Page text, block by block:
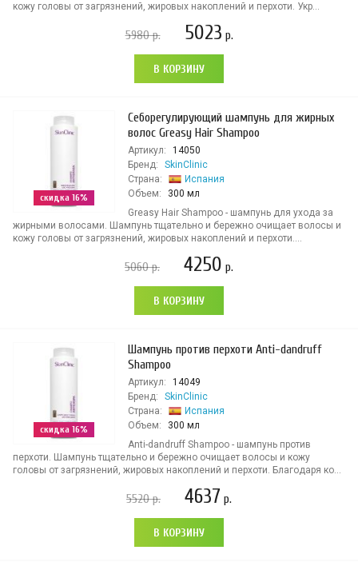
кожу головы от загрязнений, жировых накоплений и перхоти. Укр...
5980р. 5023 р.
В КОРЗИНУ
скидка 16%
Себорегулирующий шампунь для жирных
волос Greasy Hair Shampoo
Артикул:
14050
Бренд:
SkinClinic
Страна:
Испания
Объем:
300 мл
Greasy Hair Shampoo - шампунь для ухода за
жирными волосами. Шампунь тщательно и бережно очищает волосы и
кожу головы от загрязнений, жировых накоплений и перхоти....
5060р. 4250 р.
В КОРЗИНУ
скидка 16%
Шампунь против перхоти Anti-dandruff
Shampoo
Артикул:
14049
Бренд:
SkinClinic
Страна:
Испания
Объем:
300 мл
Anti-dandruff Shampoo - шампунь против
перхоти. Шампунь тщательно и бережно очищает волосы и кожу
головы от загрязнений, жировых накоплений и перхоти. Благодаря ко...
5520р. 4637 р.
В КОРЗИНУ